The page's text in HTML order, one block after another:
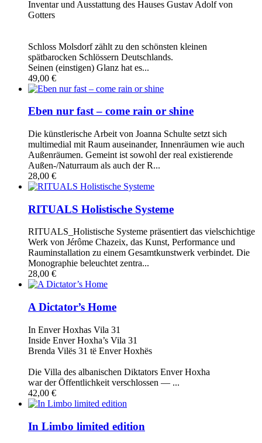
Inventar und Ausstattung des Hauses Gustav Adolf von
Gotters
Schloss Molsdorf zählt zu den schönsten kleinen
spätbarocken Schlössern Deutschlands.
Seinen (einstigen) Glanz hat es...
49,00 €
Eben nur fast – come rain or shine
Die künstlerische Arbeit von Joanna Schulte setzt sich
multimedial mit Raum auseinander, Innenräumen wie auch
Außenräumen. Gemeint ist sowohl der real existierende
Außen-/Naturraum als auch der R...
28,00 €
RITUALS Holistische Systeme
RITUALS_Holistische Systeme präsentiert das vielschichtige
Werk von Jérôme Chazeix, das Kunst, Performance und
Rauminstallation zu einem Gesamtkunstwerk verbindet. Die
Monographie beleuchtet zentra...
28,00 €
A Dictator’s Home
In Enver Hoxhas Vila 31
Inside Enver Hoxha’s Vila 31
Brenda Vilës 31 të Enver Hoxhës
Die Villa des albanischen Diktators Enver Hoxha
war der Öffentlichkeit verschlossen — ...
42,00 €
In Limbo limited edition